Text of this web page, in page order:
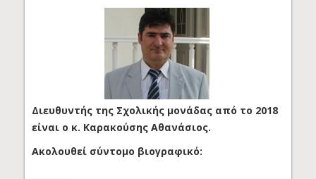
Διευθυντής της Σχολικής μονάδας από το 2018
είναι ο κ. Καρακούσης Αθανάσιος.
Ακολουθεί σύντομο βιογραφικό: